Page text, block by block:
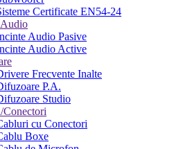
Certificate EN54-24
Audio Pasive
Audio Active
Frecvente Inalte
P.A.
Studio
Conectori
cu Conectori
Boxe